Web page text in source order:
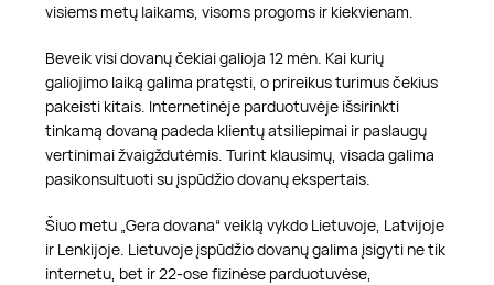
visiems metų laikams, visoms progoms ir kiekvienam.
Beveik visi dovanų čekiai galioja 12 mėn. Kai kurių
galiojimo laiką galima pratęsti, o prireikus turimus čekius
pakeisti kitais. Internetinėje parduotuvėje išsirinkti
tinkamą dovaną padeda klientų atsiliepimai ir paslaugų
vertinimai žvaigždutėmis. Turint klausimų, visada galima
pasikonsultuoti su įspūdžio dovanų ekspertais.
Šiuo metu „Gera dovana“ veiklą vykdo Lietuvoje, Latvijoje
ir Lenkijoje. Lietuvoje įspūdžio dovanų galima įsigyti ne tik
internetu, bet ir 22-ose fizinėse parduotuvėse,